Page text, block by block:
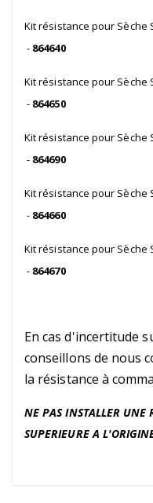
Kit résistance pour Sèche
- 864640
Kit résistance pour Sèche
- 864650
Kit résistance pour Sèche
- 864690
Kit résistance pour Sèche
- 864660
Kit résistance pour Sèche
- 864670
En cas d'incertitude
conseillons de nous
la résistance à
NE PAS INSTALLER UNE
SUPERIEURE A